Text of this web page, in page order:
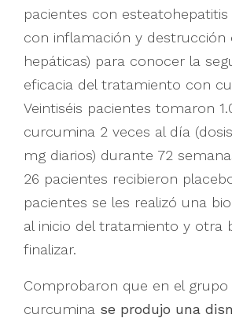
pacientes con
con inflamación y destrucción
hepáticas) para conocer la
eficacia del tratamiento con
Veintiséis pacientes tomaron
curcumina 2 veces al día
mg diarios) durante 72
26 pacientes recibieron
pacientes se les realizó una
al inicio del tratamiento y otra
finalizar.
Comprobaron que en el
curcumina se produjo una